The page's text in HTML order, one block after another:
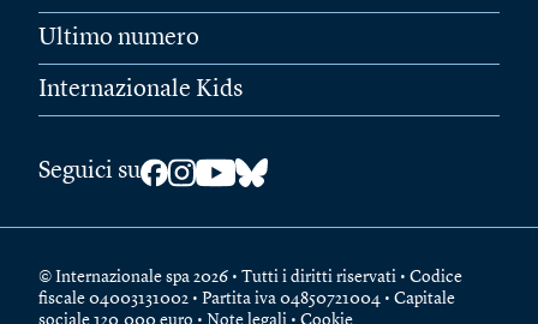
Ultimo numero
Internazionale Kids
Seguici su
© Internazionale spa 2026 • Tutti i diritti riservati • Codice
fiscale 04003131002 • Partita iva 04850721004 • Capitale
sociale 120.000 euro • Note legali • Cookie